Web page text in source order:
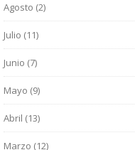
Agosto (2)
Julio (11)
Junio (7)
Mayo (9)
Abril (13)
Marzo (12)